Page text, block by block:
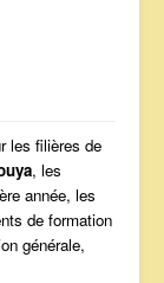
les filières de
, les
année, les
de formation
générale,